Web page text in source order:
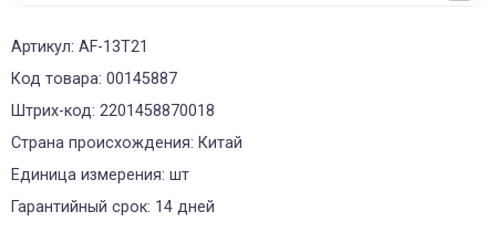
Артикул: AF-13T21
Код товара: 00145887
Штрих-код: 2201458870018
Страна происхождения: Китай
Единица измерения: шт
Гарантийный срок: 14 дней